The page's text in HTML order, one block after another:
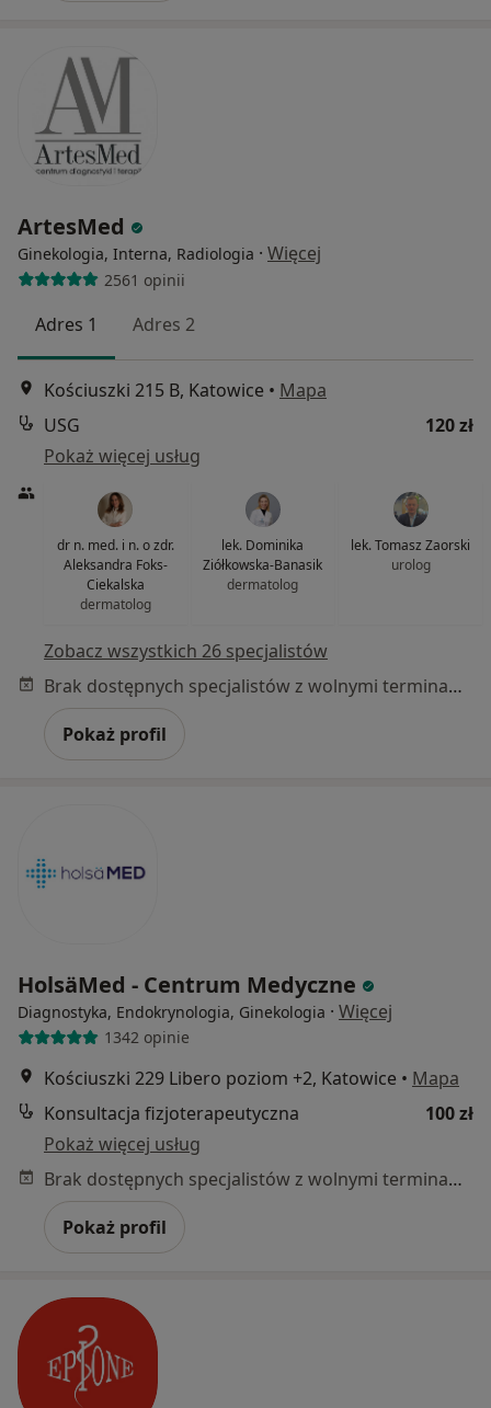
ArtesMed
Ginekologia, Interna, Radiologia · Więcej
2561 opinii
Adres 1 Adres 2
Kościuszki 215 B, Katowice • Mapa
USG
120 zł
Pokaż więcej usług
dr n. med. i n. o zdr.
Aleksandra Foks-
Ciekalska
dermatolog
lek. Dominika
Ziółkowska-Banasik
dermatolog
lek. Tomasz Zaorski
urolog
Zobacz wszystkich 26 specjalistów
Brak dostępnych specjalistów z wolnymi terminami w tym centrum medycznym.
Pokaż profil
HolsäMed - Centrum Medyczne
Diagnostyka, Endokrynologia, Ginekologia · Więcej
1342 opinie
Kościuszki 229 Libero poziom +2, Katowice • Mapa
Konsultacja fizjoterapeutyczna
100 zł
Pokaż więcej usług
Brak dostępnych specjalistów z wolnymi terminami w tym centrum medycznym.
Pokaż profil